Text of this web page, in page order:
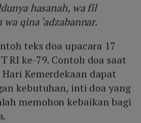
hasanah, wa fil
qina ‘adzabannar.
teks doa upacara 17
RI ke-79. Contoh doa saat
Kemerdekaan dapat
kebutuhan, inti doa yang
memohon kebaikan bagi